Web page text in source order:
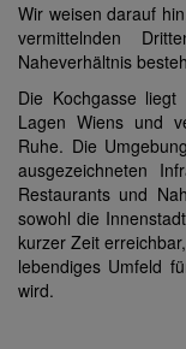
Wir weisen darauf
vermittelnden
Naheverhältnis
Die Kochgasse
Lagen Wiens und
Ruhe. Die
ausgezeichneten
Restaurants und
sowohl die
kurzer Zeit
lebendiges Umfeld
wird.